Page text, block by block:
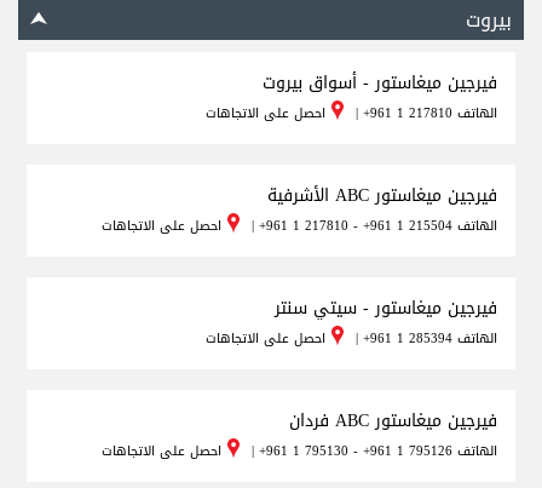
بيروت
فيرجين ميغاستور - أسواق بيروت
الهاتف +961 1 217810
| احصل على الاتجاهات
فيرجين ميغاستور ABC الأشرفية
الهاتف+961 1 217810 - +961 1 215504
| احصل على الاتجاهات
فيرجين ميغاستور - سيتي سنتر
الهاتف+961 1 285394
| احصل على الاتجاهات
فيرجين ميغاستور ABC فردان
الهاتف+961 1 795130 - +961 1 795126
| احصل على الاتجاهات